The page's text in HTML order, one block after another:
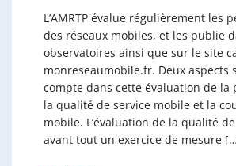
L’AMRTP évalue régulièrement les
des réseaux mobiles, et les publie
observatoires ainsi que sur le site
monreseaumobile.fr. Deux aspects
compte dans cette évaluation de la
la qualité de service mobile et la
mobile. L’évaluation de la qualité
avant tout un exercice de mesure